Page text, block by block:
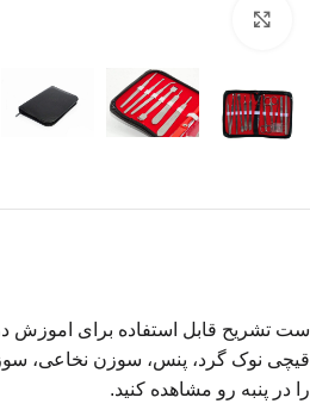
قیچی نوک گرد، پنس، سوزن نخاعی،
را در پنبه رو مشاهده کنید.